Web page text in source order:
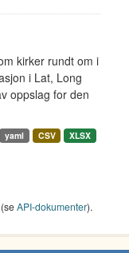
kirker rundt om i
i Lat, Long
oppslag for den
yaml CSV
XLSX
(seAPI-dokumenter).